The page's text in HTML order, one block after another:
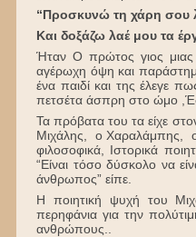
“Προσκυνώ τη χάρη σου
Και δοξάζω λαέ μου τα
Ήταν Ο πρώτος γιος μιας
αγέρωχη όψη και
ένα παιδί και της έλεγε
πετσέτα άσπρη στο ώμο
Τα πρόβατα του τα είχε
Μιχάλης, ο Χαραλάμπης, ο
φιλοσοφικά, Ιστορικά
“Είναι τόσο δύσκολο να
άνθρωπος” είπε.
Η ποιητική ψυχή του
περηφάνια για την
ανθρώπους..